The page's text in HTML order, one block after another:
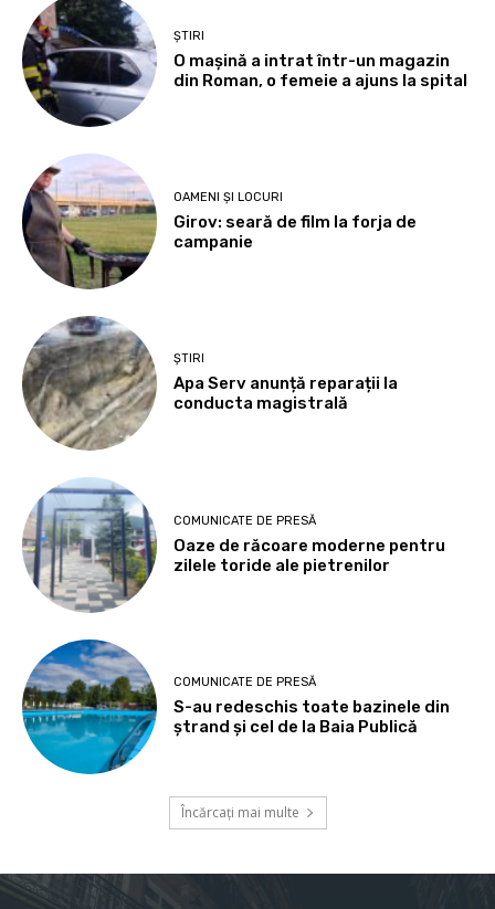
ȘTIRI
O mașină a intrat într-un magazin
din Roman, o femeie a ajuns la spital
OAMENI ȘI LOCURI
Girov: seară de film la forja de
campanie
ȘTIRI
Apa Serv anunță reparații la
conducta magistrală
COMUNICATE DE PRESĂ
Oaze de răcoare moderne pentru
zilele toride ale pietrenilor
COMUNICATE DE PRESĂ
S-au redeschis toate bazinele din
ștrand și cel de la Baia Publică
Încărcați mai multe